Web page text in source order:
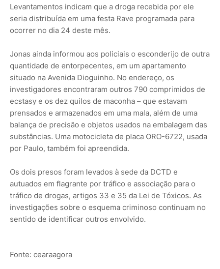
Levantamentos indicam que a droga recebida por ele
seria distribuída em uma festa Rave programada para
ocorrer no dia 24 deste mês.
Jonas ainda informou aos policiais o esconderijo de outra
quantidade de entorpecentes, em um apartamento
situado na Avenida Dioguinho. No endereço, os
investigadores encontraram outros 790 comprimidos de
ecstasy e os dez quilos de maconha – que estavam
prensados e armazenados em uma mala, além de uma
balança de precisão e objetos usados na embalagem das
substâncias. Uma motocicleta de placa ORO-6722, usada
por Paulo, também foi apreendida.
Os dois presos foram levados à sede da DCTD e
autuados em flagrante por tráfico e associação para o
tráfico de drogas, artigos 33 e 35 da Lei de Tóxicos. As
investigações sobre o esquema criminoso continuam no
sentido de identificar outros envolvido.
Fonte: cearaagora